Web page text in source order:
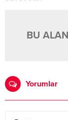
BU
Yorumlar